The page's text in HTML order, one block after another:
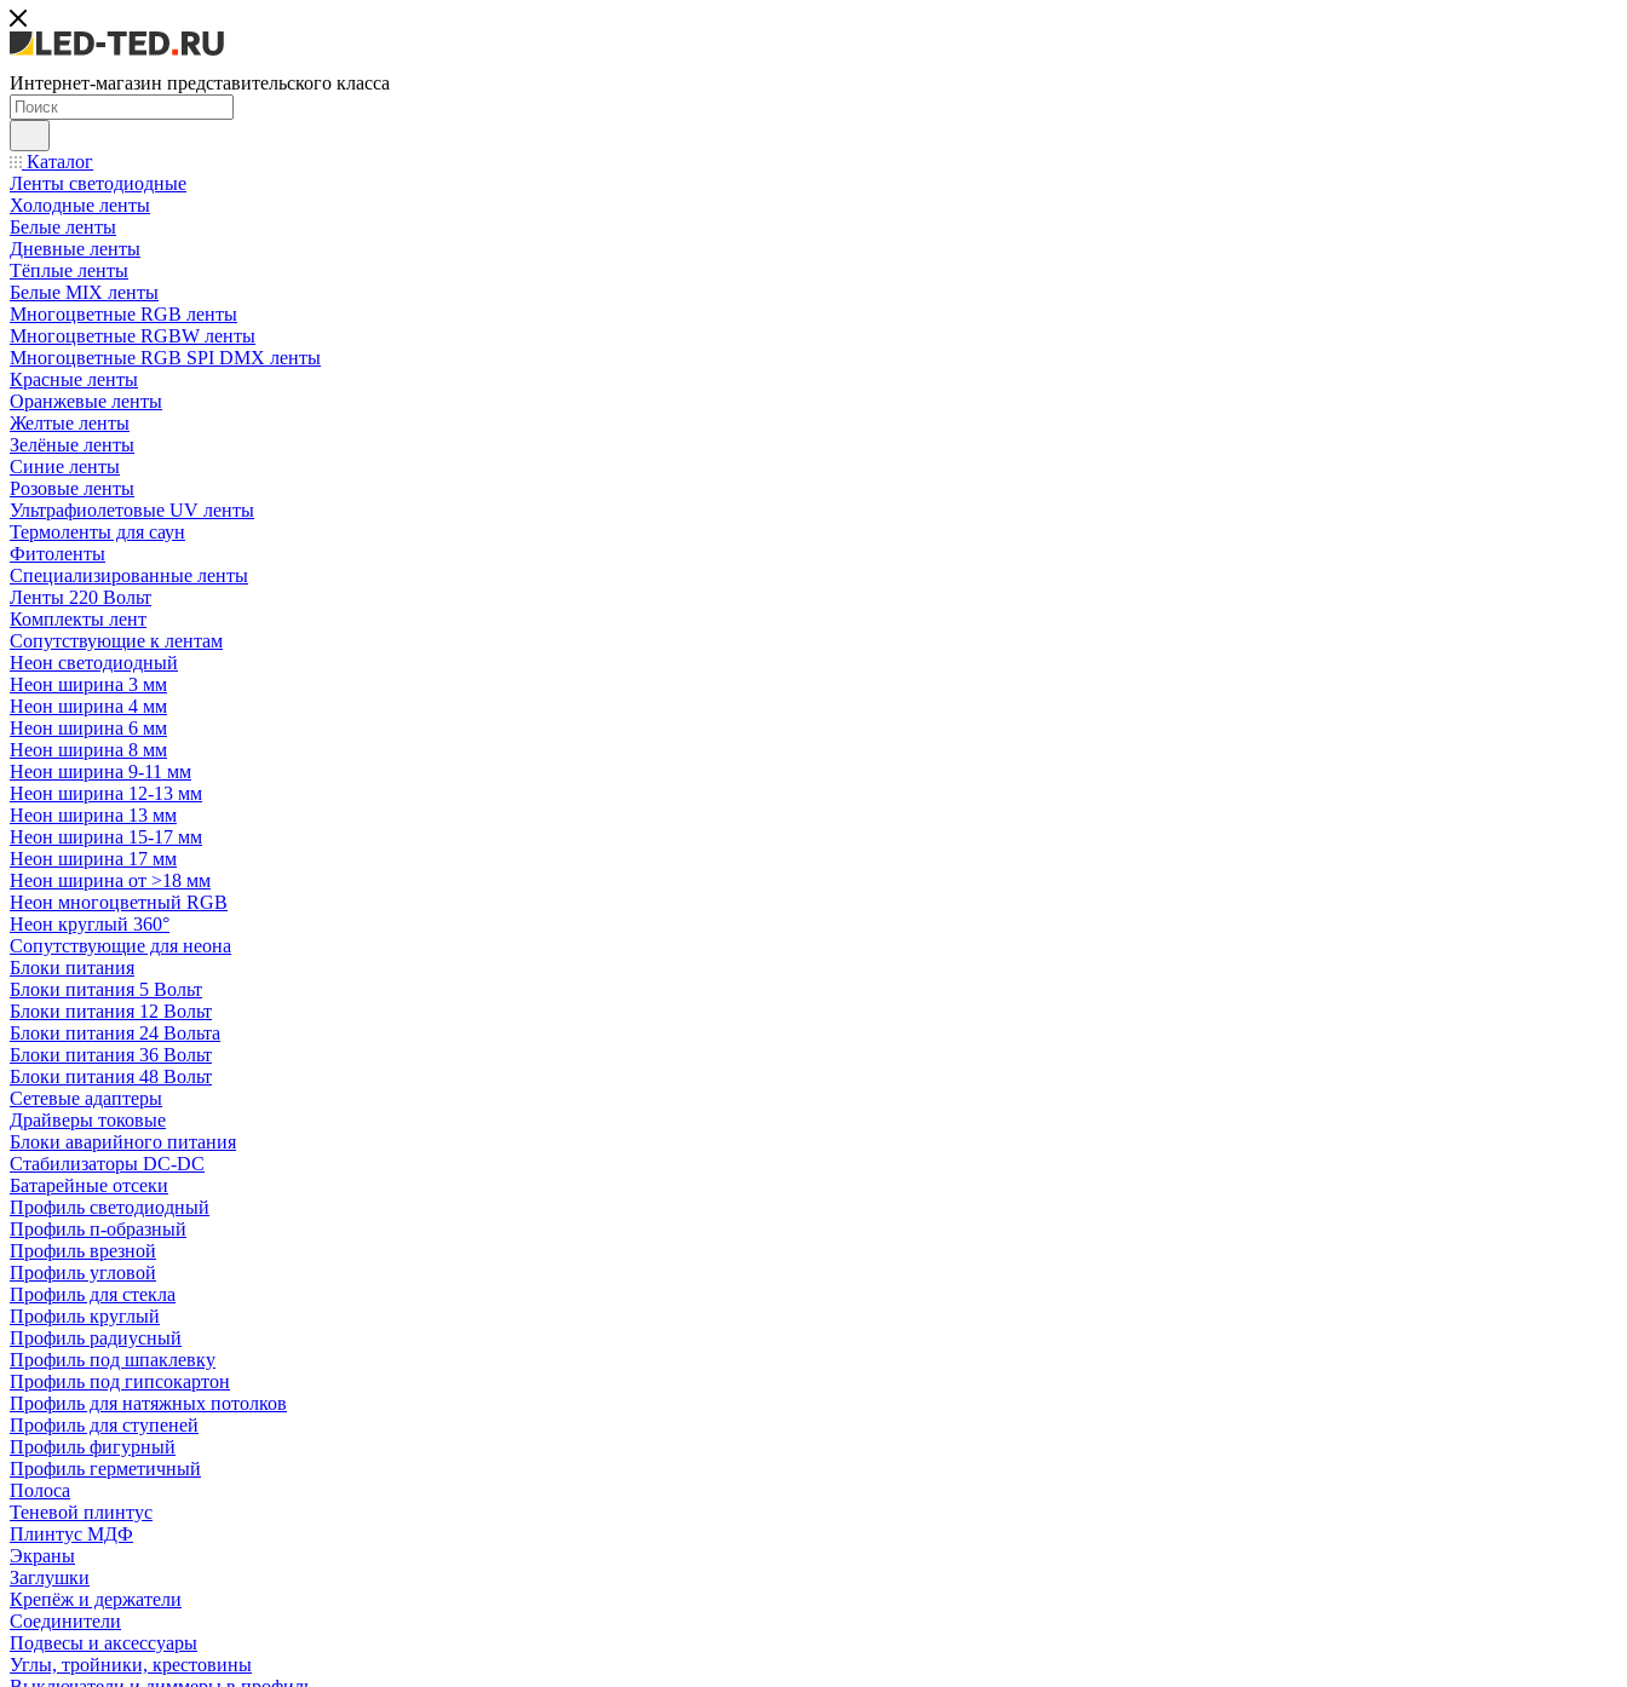
Интернет-магазин представительского класса
Каталог
Ленты светодиодные
Холодные ленты
Белые ленты
Дневные ленты
Тёплые ленты
Белые MIX ленты
Многоцветные RGB ленты
Многоцветные RGBW ленты
Многоцветные RGB SPI DMX ленты
Красные ленты
Оранжевые ленты
Желтые ленты
Зелёные ленты
Синие ленты
Розовые ленты
Ультрафиолетовые UV ленты
Термоленты для саун
Фитоленты
Специализированные ленты
Ленты 220 Вольт
Комплекты лент
Сопутствующие к лентам
Неон светодиодный
Неон ширина 3 мм
Неон ширина 4 мм
Неон ширина 6 мм
Неон ширина 8 мм
Неон ширина 9-11 мм
Неон ширина 12-13 мм
Неон ширина 13 мм
Неон ширина 15-17 мм
Неон ширина 17 мм
Неон ширина от >18 мм
Неон многоцветный RGB
Неон круглый 360°
Сопутствующие для неона
Блоки питания
Блоки питания 5 Вольт
Блоки питания 12 Вольт
Блоки питания 24 Вольта
Блоки питания 36 Вольт
Блоки питания 48 Вольт
Сетевые адаптеры
Драйверы токовые
Блоки аварийного питания
Стабилизаторы DC-DC
Батарейные отсеки
Профиль светодиодный
Профиль п-образный
Профиль врезной
Профиль угловой
Профиль для стекла
Профиль круглый
Профиль радиусный
Профиль под шпаклевку
Профиль под гипсокартон
Профиль для натяжных потолков
Профиль для ступеней
Профиль фигурный
Профиль герметичный
Полоса
Теневой плинтус
Плинтус МДФ
Экраны
Заглушки
Крепёж и держатели
Соединители
Подвесы и аксессуары
Углы, тройники, крестовины